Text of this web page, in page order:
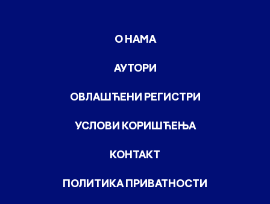
О НАМА
АУТОРИ
ОВЛАШЋЕНИ РЕГИСТРИ
УСЛОВИ КОРИШЋЕЊА
КОНТАКТ
ПОЛИТИКА ПРИВАТНОСТИ